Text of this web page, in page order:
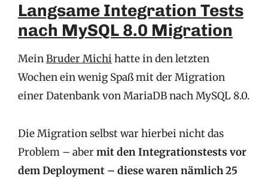
Langsame Integration Tests
nach MySQL 8.0 Migration
MeinBruder Michi hatte in den letzten
Wochen ein wenig Spaß mit der Migration
einer Datenbank von MariaDB nach MySQL 8.0.
Die Migration selbst war hierbei nicht das
Problem – abermit den Integrationstests vor
dem Deployment – diese waren nämlich 25